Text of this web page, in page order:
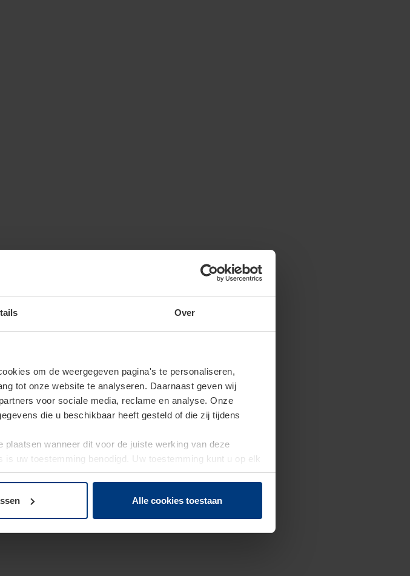
Over
om de weergegeven pagina's te personaliseren,
tot onze website te analyseren. Daarnaast geven wij
voor sociale media, reclame en analyse. Onze
die u beschikbaar heeft gesteld of die zij tijdens
wanneer dit voor de juiste werking van deze
uw toestemming benodigd. Uw toestemming kunt u op elk
op onze website wijzigen of herroepen.
Alle cookies toestaan